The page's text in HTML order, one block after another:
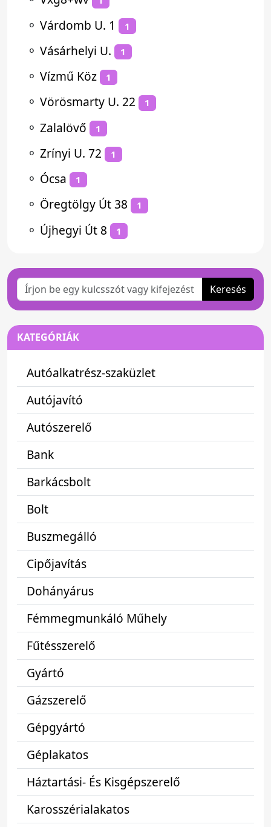
⚬ Várdomb U. 1 1
⚬ Vásárhelyi U. 1
⚬ Vízmű Köz 1
⚬ Vörösmarty U. 22 1
⚬ Zalalövő 1
⚬ Zrínyi U. 72 1
⚬ Ócsa 1
⚬ Öregtölgy Út 38 1
⚬ Újhegyi Út 8 1
Keresés
KATEGÓRIÁK
Autóalkatrész-szaküzlet
Autójavító
Autószerelő
Bank
Barkácsbolt
Bolt
Buszmegálló
Cipőjavítás
Dohányárus
Fémmegmunkáló Műhely
Fűtésszerelő
Gyártó
Gázszerelő
Gépgyártó
Géplakatos
Háztartási- És Kisgépszerelő
Karosszérialakatos